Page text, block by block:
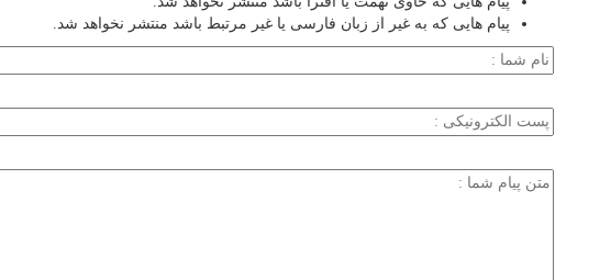
پیام هایی که به غیر از زبان فارسی یا غیر مرتبط باشد منتشر نخواهد شد.